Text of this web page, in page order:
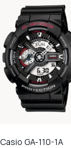
Casio GA-110-1A